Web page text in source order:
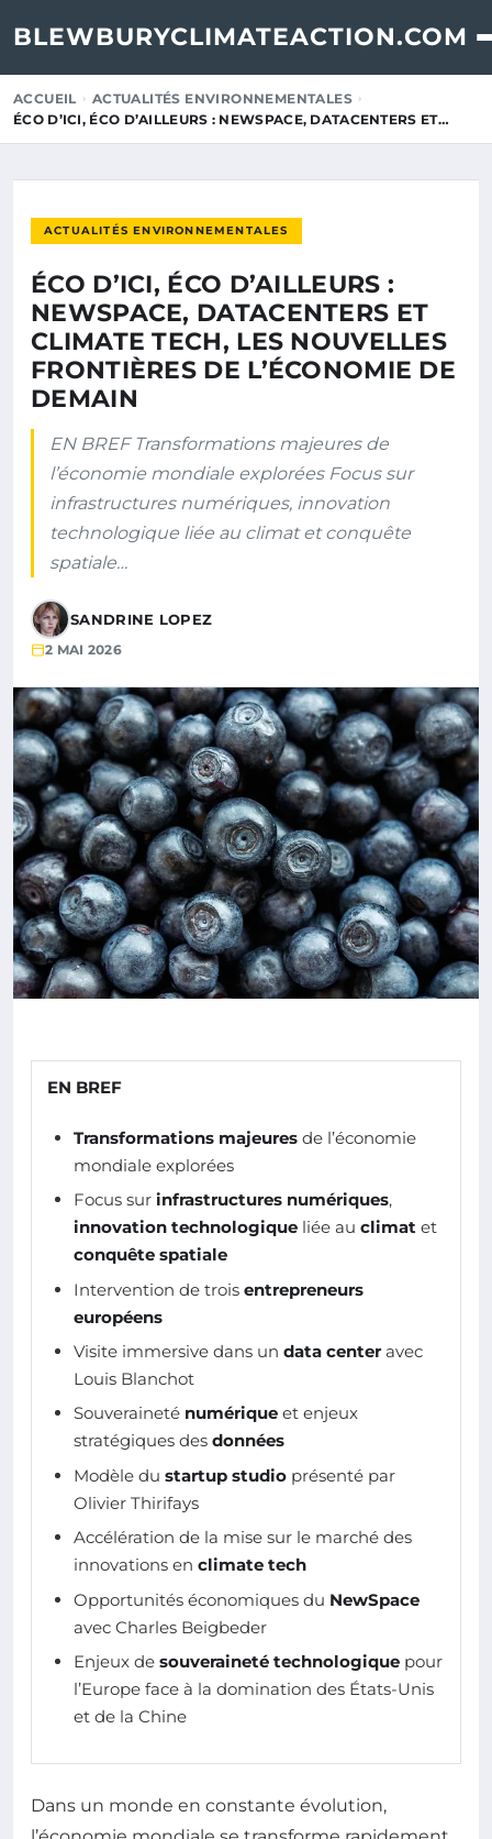
BLEWBURYCLIMATEACTION.COM
ACCUEIL
ACTUALITÉS ENVIRONNEMENTALES
ÉCO D’ICI, ÉCO D’AILLEURS : NEWSPACE, DATACENTERS ET…
ACTUALITÉS ENVIRONNEMENTALES
ÉCO D’ICI, ÉCO D’AILLEURS :
NEWSPACE, DATACENTERS ET
CLIMATE TECH, LES NOUVELLES
FRONTIÈRES DE L’ÉCONOMIE DE
DEMAIN
EN BREF Transformations majeures de
l’économie mondiale explorées Focus sur
infrastructures numériques, innovation
technologique liée au climat et conquête
spatiale…
SANDRINE LOPEZ
2 MAI 2026
EN BREF
Transformations majeures de l’économie
mondiale explorées
Focus sur infrastructures numériques,
innovation technologique liée au climat et
conquête spatiale
Intervention de trois entrepreneurs
européens
Visite immersive dans un data center avec
Louis Blanchot
Souveraineté numérique et enjeux
stratégiques des données
Modèle du startup studio présenté par
Olivier Thirifays
Accélération de la mise sur le marché des
innovations en climate tech
Opportunités économiques du NewSpace
avec Charles Beigbeder
Enjeux de souveraineté technologique pour
l’Europe face à la domination des États-Unis
et de la Chine
Dans un monde en constante évolution,